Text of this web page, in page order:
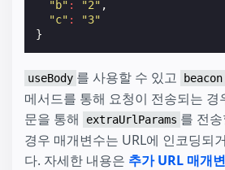
"b" : "2" ,
"c" :
"3"
}
useBody 를 사용할 수 있고 beacon
메서드를 통해 요청이 전송되는 경
문을 통해
extraUrlParams 를 전
경우 매개변수는 URL에 인코딩되
다. 자세한 내용은 추가 URL 매개